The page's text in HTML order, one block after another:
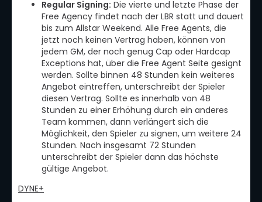
Regular Signing: Die vierte und letzte Phase der
Free Agency findet nach der LBR statt und dauert
bis zum Allstar Weekend. Alle Free Agents, die
jetzt noch keinen Vertrag haben, können von
jedem GM, der noch genug Cap oder Hardcap
Exceptions hat, über die Free Agent Seite gesignt
werden. Sollte binnen 48 Stunden kein weiteres
Angebot eintreffen, unterschreibt der Spieler
diesen Vertrag. Sollte es innerhalb von 48
Stunden zu einer Erhöhung durch ein anderes
Team kommen, dann verlängert sich die
Möglichkeit, den Spieler zu signen, um weitere 24
Stunden. Nach insgesamt 72 Stunden
unterschreibt der Spieler dann das höchste
gültige Angebot.
DYNE+